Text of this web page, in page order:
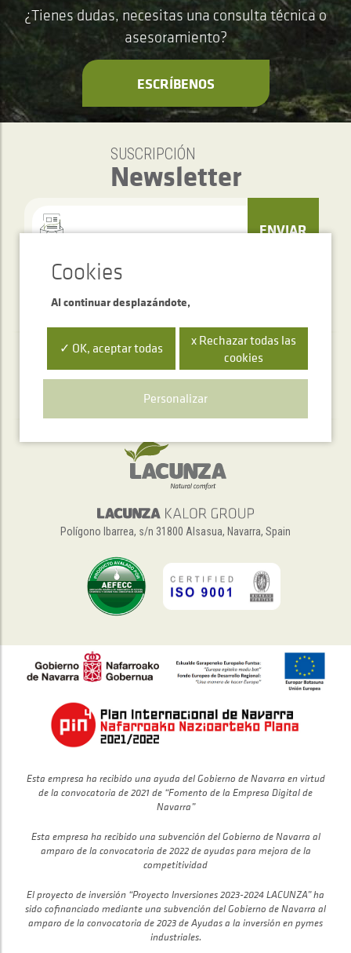
¿Tienes dudas, necesitas una consulta técnica o
asesoramiento?
ESCRÍBENOS
SUSCRIPCIÓN
Newsletter
ENVIAR
Servicio de atención telefónica
+34 948 563 511
Polígono Ibarrea, s/n 31800 Alsasua, Navarra, Spain
Esta empresa ha recibido una ayuda del Gobierno de Navarra en virtud
de la convocatoria de 2021 de “Fomento de la Empresa Digital de
Navarra”
Esta empresa ha recibido una subvención del Gobierno de Navarra al
amparo de la convocatoria de 2022 de ayudas para mejora de la
competitividad
El proyecto de inversión “Proyecto Inversiones 2023-2024 LACUNZA” ha
sido cofinanciado mediante una subvención del Gobierno de Navarra al
amparo de la convocatoria de 2023 de Ayudas a la inversión en pymes
industriales.
Al continuar desplazándote,
✓ OK, aceptar todas
x Rechazar todas las
cookies
Personalizar